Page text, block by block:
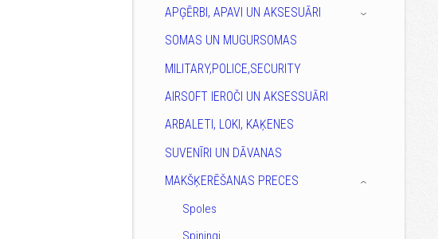
APĢĒRBI, APAVI UN AKSESUĀRI ›
SOMAS UN MUGURSOMAS
MILITARY,POLICE,SECURITY
AIRSOFT IEROČI UN AKSESSUĀRI
ARBALETI, LOKI, KAĶENES
SUVENĪRI UN DĀVANAS
MAKŠĶERĒŠANAS PRECES
Spoles
Spiningi
›